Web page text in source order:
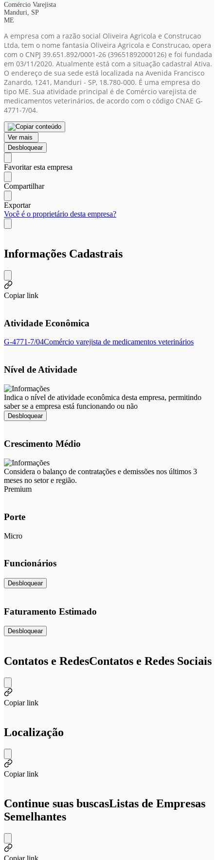
Comércio Varejista
Manduri, SP
ME
A empresa com a razão social Oliveira Agricola e Construcao
Ltda, tem o nome fantasia Oliveira Agricola e Construcao, opera
com o CNPJ 39.651.892/0001-26 (39651892000126) e foi fundada
em 03/11/2020. Atualmente está com a situação cadastral Ativa.
O endereço de sua sede está localizada na Avenida Francisco
Zanardo, 1241, Manduri - SP, 18.780-000. É uma empresa do
tipo ME. Sua atividade principal é de Comércio varejista de
medicamentos veterinários, de acordo com o código CNAE G-
4771-7/04.
Ver mais
Desbloquear
Favoritar esta empresa
Compartilhar
Exportar
Você é o proprietário desta empresa?
Informações Cadastrais
Copiar link
Atividade Econômica
G-4771-7/04Comércio varejista de medicamentos veterinários
Nível de Atividade
Indica o nível de atividade econômica desta empresa, permitindo
saber se a empresa está funcionando ou não
Desbloquear
Crescimento Médio
Considera o balanço de contratações e demissões nos últimos 3
meses no setor e região.
Premium
Porte
Micro
Funcionários
Desbloquear
Faturamento Estimado
Desbloquear
Contatos e RedesContatos e Redes Sociais
Copiar link
Localização
Copiar link
Continue suas buscasListas de Empresas
Semelhantes
Copiar link